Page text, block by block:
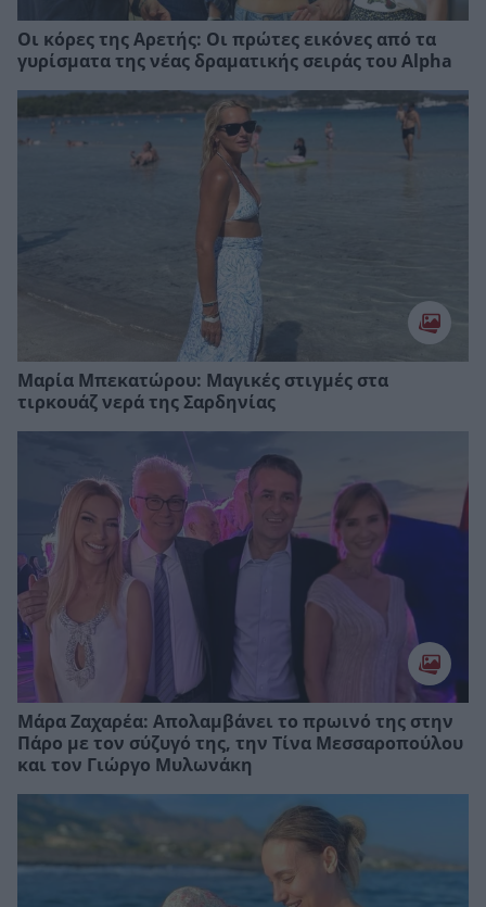
Οι κόρες της Αρετής: Οι πρώτες εικόνες από τα
γυρίσματα της νέας δραματικής σειράς του Alpha
Μαρία Μπεκατώρου: Μαγικές στιγμές στα
τιρκουάζ νερά της Σαρδηνίας
Μάρα Ζαχαρέα: Απολαμβάνει το πρωινό της στην
Πάρο με τον σύζυγό της, την Τίνα Μεσσαροπούλου
και τον Γιώργο Μυλωνάκη